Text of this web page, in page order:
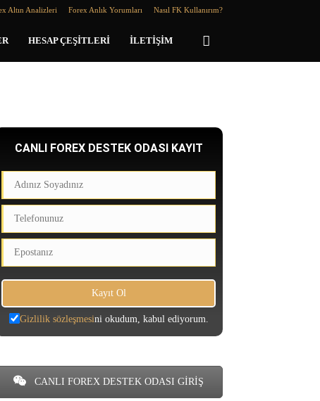
Altın Analizleri Forex Anlık Yorumları Nasıl FK Kullanırım?
HESAP ÇEŞITLERI İLETIŞIM
CANLI FOREX DESTEK ODASI KAYIT
Gizlilik sözleşmesini okudum, kabul ediyorum.
CANLI FOREX DESTEK ODASI GİRİŞ